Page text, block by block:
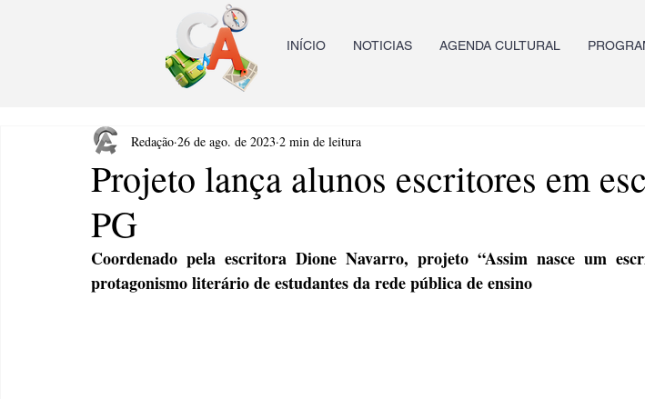
INÍCIO NOTICIAS AGENDA CULTURAL
Projeto lança alunos escritores em
PG
Redação 26 de ago. de 2023 2 min de leitura
Coordenado pela escritora Dione Navarro, projeto “Assim nasce um
protagonismo literário de estudantes da rede pública de ensino